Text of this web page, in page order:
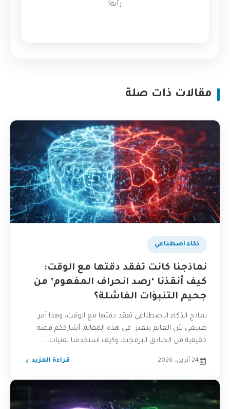
رأيه!
مقالات ذات صلة
ذكاء اصطناعي
نماذجنا كانت تفقد دقتها مع الوقت:
كيف أنقذنا ‘رصد انحراف المفهوم’ من
جحيم التنبؤات الفاشلة؟
نماذج الذكاء الاصطناعي تفقد دقتها مع الوقت، وهذا أمر
طبيعي لأن العالم يتغير. في هذه المقالة، أشارككم قصة
حقيقية من الخنادق البرمجية، وكيف استخدمنا تقنيات...
24 أبريل، 2026 قراءة المزيد